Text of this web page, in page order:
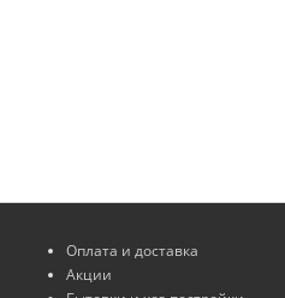
Оплата и доставка
Акции